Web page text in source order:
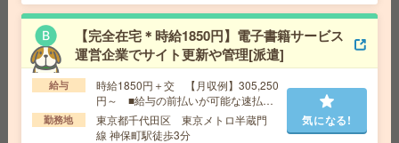
〈空いた日1日のみからOK〉＊チラシの仕分け[派遣]
給 与 時給1,200円～1,625円
勤務地
【甲府市】甲府駅・南甲府駅・酒折駅・金手
駅・善光寺駅など勤務地多数！
気になる!
＼来社不要／単発1日OK＊チラシの仕分け[派遣]
【完全在宅＊時給1850円】電子書籍サービス
運営企業でサイト更新や管理[派遣]
給与
時給1850円＋交 【月収例】305,250
円～ ■給与の前払いが可能な速払い
サービスあり
勤務地
東京都千代田区 東京メトロ半蔵門
線 神保町駅徒歩3分
気になる!